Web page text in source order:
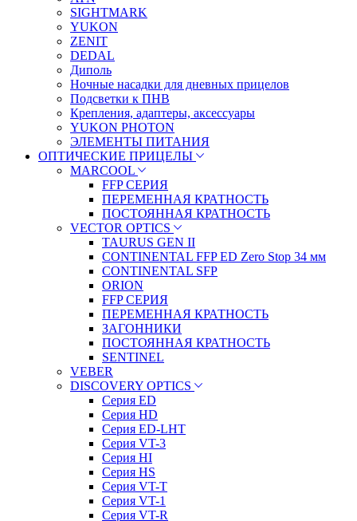
SIGHTMARK
YUKON
ZENIT
DEDAL
Диполь
Ночные насадки для дневных прицелов
Подсветки к ПНВ
Крепления, адаптеры, аксессуары
YUKON PHOTON
ЭЛЕМЕНТЫ ПИТАНИЯ
ОПТИЧЕСКИЕ ПРИЦЕЛЫ
MARCOOL
FFP СЕРИЯ
ПЕРЕМЕННАЯ КРАТНОСТЬ
ПОСТОЯННАЯ КРАТНОСТЬ
VECTOR OPTICS
TAURUS GEN II
CONTINENTAL FFP ED Zero Stop 34 мм
CONTINENTAL SFP
ORION
FFP СЕРИЯ
ПЕРЕМЕННАЯ КРАТНОСТЬ
ЗАГОННИКИ
ПОСТОЯННАЯ КРАТНОСТЬ
SENTINEL
VEBER
DISCOVERY OPTICS
Серия ED
Серия HD
Серия ED-LHT
Серия VT-3
Серия HI
Серия HS
Серия VT-T
Серия VT-1
Серия VT-R